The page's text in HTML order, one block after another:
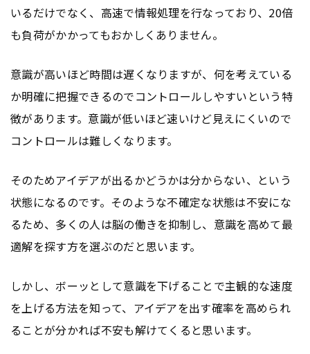
いるだけでなく、高速で情報処理を行なっており、20倍
も負荷がかかってもおかしくありません。
意識が高いほど時間は遅くなりますが、何を考えている
か明確に把握できるのでコントロールしやすいという特
徴があります。意識が低いほど速いけど見えにくいので
コントロールは難しくなります。
そのためアイデアが出るかどうかは分からない、という
状態になるのです。そのような不確定な状態は不安にな
るため、多くの人は脳の働きを抑制し、意識を高めて最
適解を探す方を選ぶのだと思います。
しかし、ボーッとして意識を下げることで主観的な速度
を上げる方法を知って、アイデアを出す確率を高められ
ることが分かれば不安も解けてくると思います。